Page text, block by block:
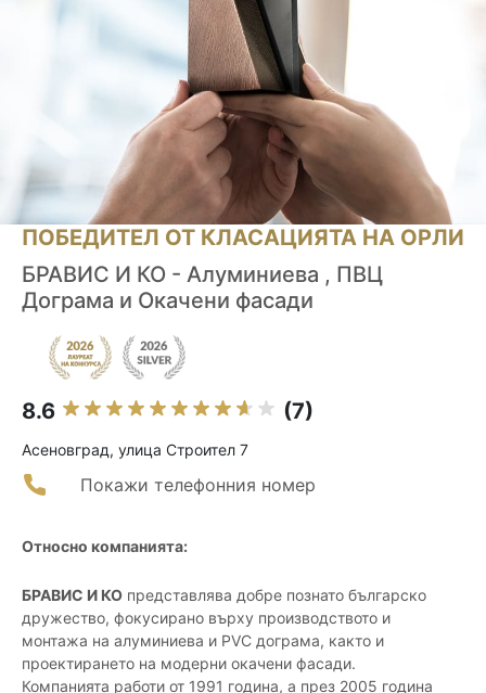
ПОБЕДИТЕЛ ОТ КЛАСАЦИЯТА НА ОРЛИ
БРАВИС И КО - Алуминиева , ПВЦ
Дограма и Окачени фасади
8.6 (7)
Асеновград, улица Строител 7
Покажи телефонния номер
Относно компанията:
БРАВИС И КО представлява добре познато българско
дружество, фокусирано върху производството и
монтажа на алуминиева и PVC дограма, както и
проектирането на модерни окачени фасади.
Компанията работи от 1991 година, а през 2005 година